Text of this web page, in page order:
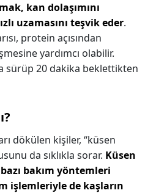
kan dolaşımını
uzamasını teşvik eder.
protein açısından
yardımcı olabilir.
sürüp 20 dakika beklettikten
dökülen kişiler, “küsen
da sıklıkla sorar. Küsen
bakım yöntemleri
işlemleriyle de kaşların